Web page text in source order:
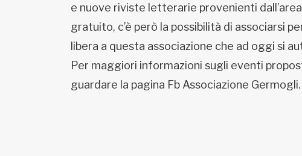
e nuove riviste letterarie provenienti
gratuito, c’è però la possibilità di associarsi
libera a questa associazione che ad oggi si
Per maggiori informazioni sugli eventi
guardare la pagina Fb Associazione Germogli.